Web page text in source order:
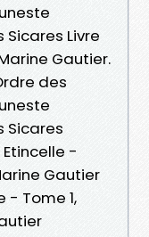
Sicares Livre
Gautier.
des
Sicares
Etincelle -
Gautier
- Tome 1,